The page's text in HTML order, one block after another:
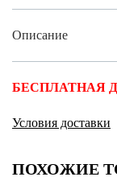
Описание
БЕСПЛАТНАЯ
Условия доставки
ПОХОЖИЕ